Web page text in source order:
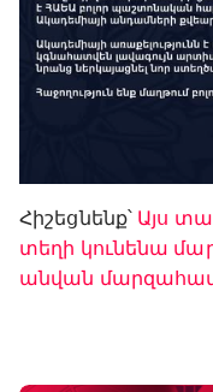
Հիշեցնենք՝ Այս
տեղի կունենա
անվան